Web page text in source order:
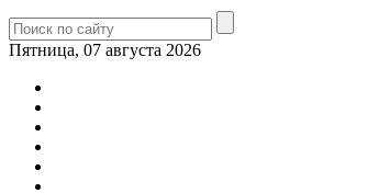
Пятница, 07 августа 2026